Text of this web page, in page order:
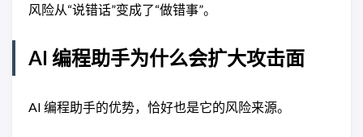
风险从“说错话”变成了“做错事”。
AI 编程助手为什么会扩大攻击面
AI 编程助手的优势，恰好也是它的风险来源。